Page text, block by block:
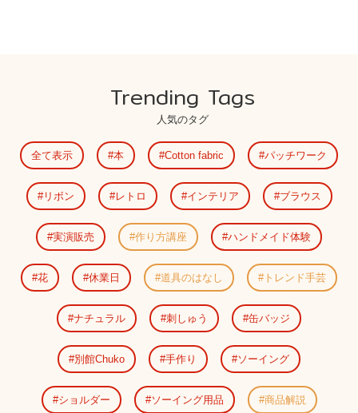
Trending Tags
人気のタグ
全て表示 本 Cotton fabric パッチワーク
リボン レトロ インテリア ブラウス
実演販売 作り方講座 ハンドメイド体験
花 休業日 道具のはなし トレンド手芸
ナチュラル 刺しゅう 缶バッジ
別館Chuko 手作り ソーイング
ショルダー ソーイング用品 商品解説